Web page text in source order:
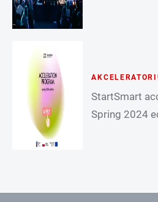
StartSmart
Spring 2024